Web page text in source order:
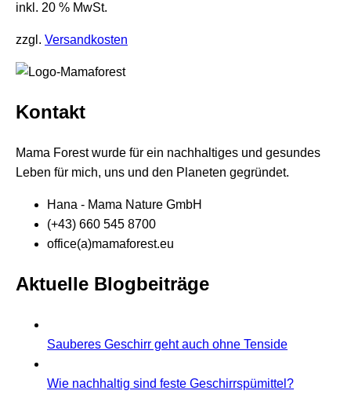
inkl. 20 % MwSt.
zzgl. Versandkosten
Kontakt
Mama Forest wurde für ein nachhaltiges und gesundes
Leben für mich, uns und den Planeten gegründet.
Hana - Mama Nature GmbH
(+43) 660 545 8700
office(a)mamaforest.eu
Aktuelle Blogbeiträge
Sauberes Geschirr geht auch ohne Tenside
Wie nachhaltig sind feste Geschirrspümittel?